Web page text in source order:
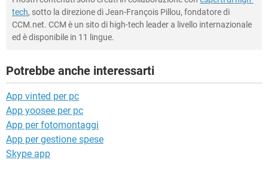
tech, sotto la direzione di Jean-François Pillou, fondatore di
CCM.net. CCM è un sito di high-tech leader a livello internazionale
ed è disponibile in 11 lingue.
Potrebbe anche interessarti
App vinted per pc
App yoosee per pc
App per fotomontaggi
App per gestione spese
Skype app